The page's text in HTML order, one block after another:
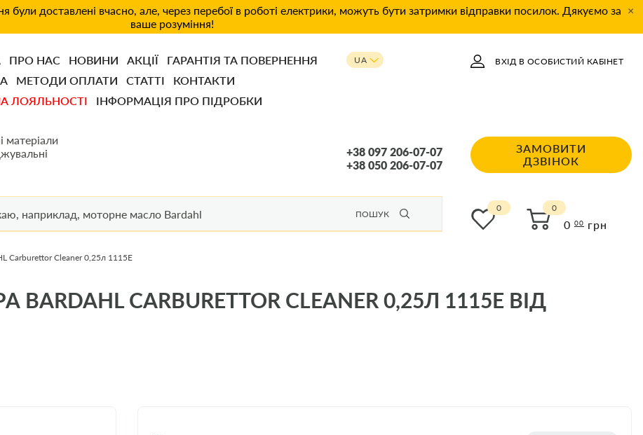
доставлені вчасно, але, через перебої в роботі електрики, можуть бути затримки відправки посилок. Дякуємо за
ваше розуміння!
×
ПРО НАС НОВИНИ АКЦІЇ
ГАРАНТІЯ ТА ПОВЕРНЕННЯ
МЕТОДИ ОПЛАТИ СТАТТІ
КОНТАКТИ
ЛОЯЛЬНОСТІ
ІНФОРМАЦІЯ ПРО ПІДРОБКИ
матеріали
UA
+38 097 206-07-07
+38 050 206-07-07
ПОШУК
ВХІД В ОСОБИСТИЙ КАБІНЕТ
ЗАМОВИТИ
ДЗВІНОК
0
0 00 грн
Carburettor Cleaner 0,25л 1115E
CARBURETTOR CLEANER 0,25Л 1115E ВІД